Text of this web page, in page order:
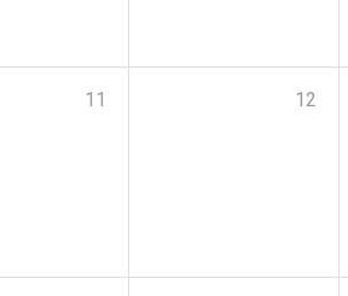
11 12